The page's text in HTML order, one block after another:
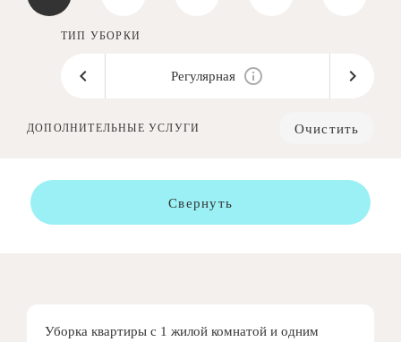
ТИП УБОРКИ
Регулярная
ДОПОЛНИТЕЛЬНЫЕ УСЛУГИ Очистить
Свернуть
Уборка квартиры с 1 жилой комнатой и одним